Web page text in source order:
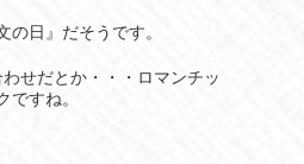
の日』だそうです。
せだとか・・・ロマンチッ
ですね。